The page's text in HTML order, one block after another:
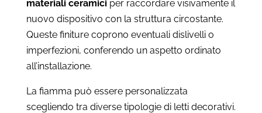
materiali ceramiciper raccordare visivamente il
nuovo dispositivo con la struttura circostante.
Queste finiture coprono eventuali dislivelli o
imperfezioni, conferendo un aspetto ordinato
all’installazione.
La fiamma può essere personalizzata
scegliendo tra diverse tipologie di letti decorativi.